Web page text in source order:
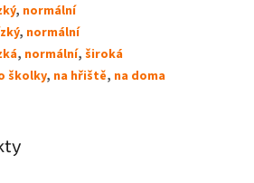
, normální
, normální
, normální, široká
školky, na hřiště, na doma